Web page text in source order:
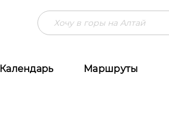
Календарь Маршруты